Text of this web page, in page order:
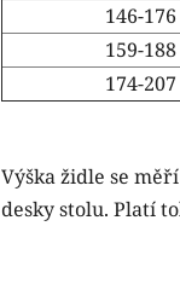
146-
159-
174-
Výška židle se
desky stolu. Platí